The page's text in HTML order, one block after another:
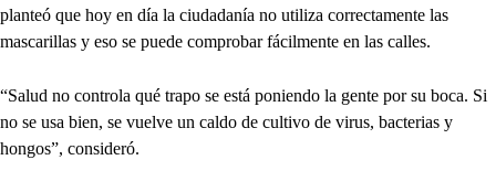
planteó que hoy en día la ciudadanía no utiliza correctamente las
mascarillas y eso se puede comprobar fácilmente en las calles.
“Salud no controla qué trapo se está poniendo la gente por su boca. Si
no se usa bien, se vuelve un caldo de cultivo de virus, bacterias y
hongos”, consideró.